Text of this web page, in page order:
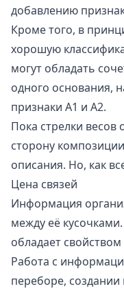
добавлению
Кроме того, в
хорошую
могут обладать
одного основания,
признаки A1 и A2.
Пока стрелки весов
сторону
описания. Но, как
Цена связей
Информация
между её
обладает свойством
Работа с
переборе,